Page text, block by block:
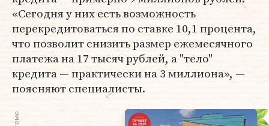
«Сегодня у них есть возможность
перекредитоваться по ставке 10,1 процента,
что позволит снизить размер ежемесячного
платежа на 17 тысяч рублей, а "тело"
кредита — практически на 3 миллиона», —
поясняют специалисты.